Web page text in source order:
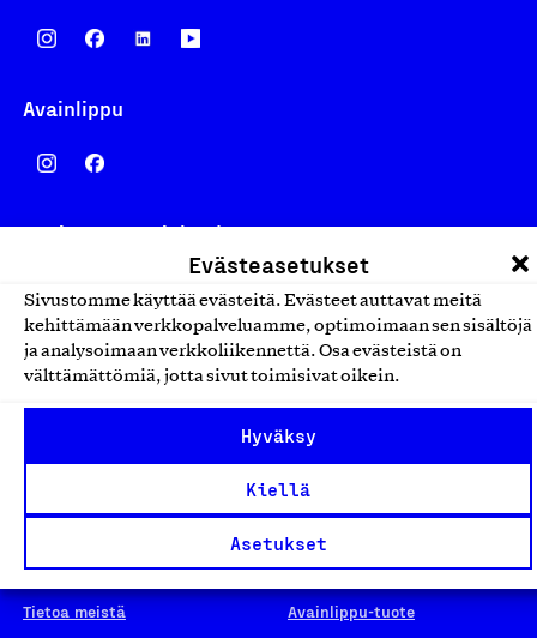
Evästeasetukset
Sivustomme käyttää evästeitä. Evästeet auttavat meitä
kehittämään verkkopalveluamme, optimoimaan sen sisältöjä
ja analysoimaan verkkoliikennettä. Osa evästeistä on
välttämättömiä, jotta sivut toimisivat oikein.
Hyväksy
Kiellä
Asetukset
Avainlippu
Design From Finland
Yhteiskunnallinen Yritys -merkki
Tietoa meistä
Hae merkkiä
Avainlippu-tuote